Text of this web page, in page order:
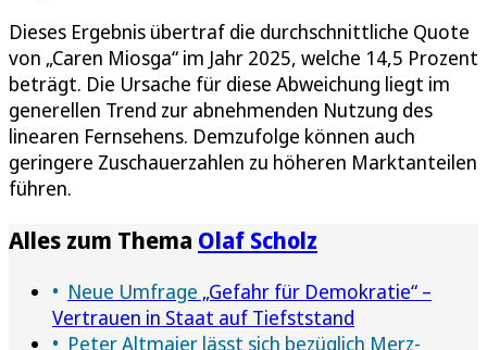
Dieses Ergebnis übertraf die durchschnittliche Quote
von „Caren Miosga“ im Jahr 2025, welche 14,5 Prozent
beträgt. Die Ursache für diese Abweichung liegt im
generellen Trend zur abnehmenden Nutzung des
linearen Fernsehens. Demzufolge können auch
geringere Zuschauerzahlen zu höheren Marktanteilen
führen.
Alles zum Thema Olaf Scholz
Neue Umfrage „Gefahr für Demokratie“ –
Vertrauen in Staat auf Tiefststand
Peter Altmaier lässt sich bezüglich Merz-